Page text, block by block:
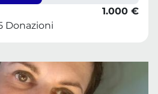
1.000 €
Donazioni